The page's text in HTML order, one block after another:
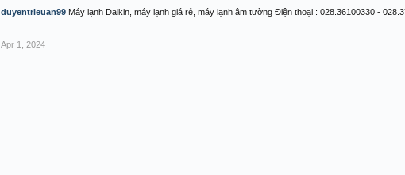
duyentrieuan99 Máy lạnh Daikin, máy lạnh giá rẻ, máy lạnh âm tường Điện thoại : 028.36100330 -
Apr 1, 2024